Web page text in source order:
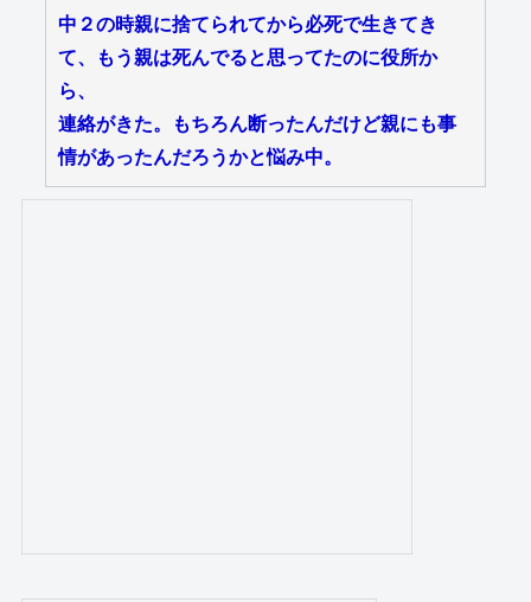
中２の時親に捨てられてから必死で生きてき
て、もう親は死んでると思ってたのに役所か
ら、
連絡がきた。もちろん断ったんだけど親にも事
情があったんだろうかと悩み中。